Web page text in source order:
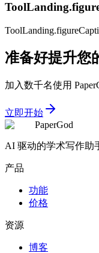
准备好提升您
加入数千名使用
立即开始
PaperGod
AI 驱动的学术写作助
产品
功能
价格
资源
博客